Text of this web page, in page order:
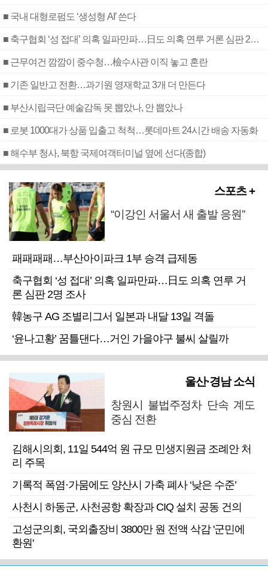
■ 국내 대형로펌도 ‘생성형 AI’ 쓴다
■ 축구협회 ‘성 접대’ 의혹 일파만파…日도 의혹 연루 거론 심판 2명 조사
■ 근무여건 깜깜이 중수청…檢수사관 이직 놓고 혼란
■ 기존 일반고 전환…과기원 영재학교 3개 더 만든다
■ 부산시립극단 예술감독 못 뽑았나, 안 뽑았나
■ 로봇 1000대가 상품 입출고 척척…롯데마트 24시간 배송 자동화
■ 해수부 청사, 북항 국제여객터미널 옆에 선다(종합)
스포츠 +
“이강인 서울서 새 출발 응원”
패패패패…부산아이파크 1부 승격 급제동
축구협회 ‘성 접대’ 의혹 일파만파…日도 의혹 연루 거
론 심판 2명 조사
韓농구 AG 조별리그서 일본과 내달 13일 격돌
‘윤나고황’ 꿈틀댄다…거인 가을야구 불씨 살릴까
울산·경남 소식
창원시 불법주정차 단속 계도
중심 전환
김해시의회, 11일 544억 원 규모 민생지원금 조례안 처
리 주목
기록적 폭염·가뭄에도 양산시 가축 폐사 ‘낮은 수준’
사천시 하동군, 사천공항 확장과 CIQ 설치 공동 건의
고성군의회, 국외출장비 3800만 원 전액 삭감 '군민에
환원'